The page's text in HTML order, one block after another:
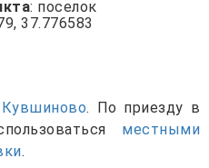
: поселок
37.776583
Кувшиново. По приезду в
местными
.